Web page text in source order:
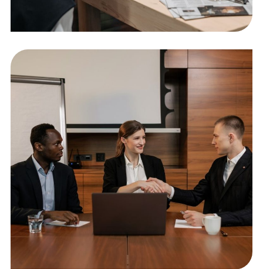
Data Preparation